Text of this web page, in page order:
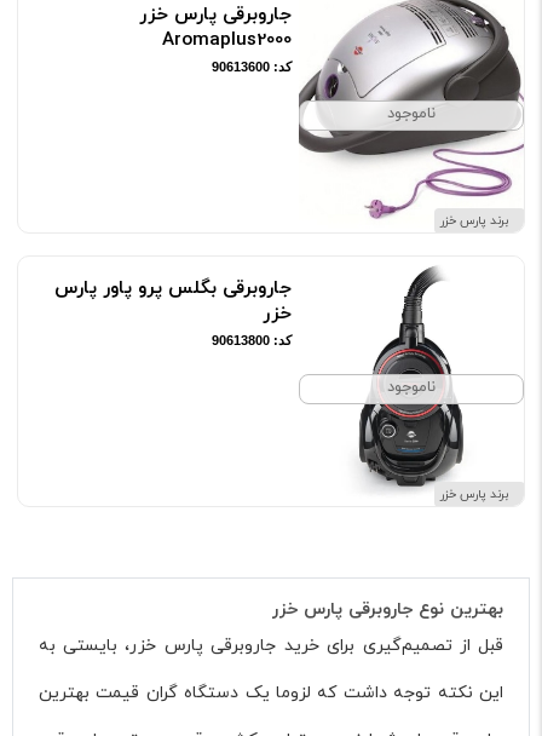
ناموجود
برند پارس خزر
جاروبرقی پارس خزر
Aromaplus2000
کد: 90613600
ناموجود
برند پارس خزر
جاروبرقی بگلس پرو پاور پارس
خزر
کد: 90613800
بهترین نوع جاروبرقی پارس خزر
قبل از تصمیم‌گیری برای خرید جاروبرقی پارس خزر، بایستی به
این نکته توجه داشت که لزوما یک دستگاه گران قیمت بهترین